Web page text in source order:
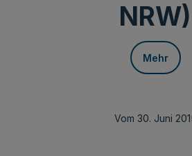
NRW)
Mehr
Vom 30. Juni